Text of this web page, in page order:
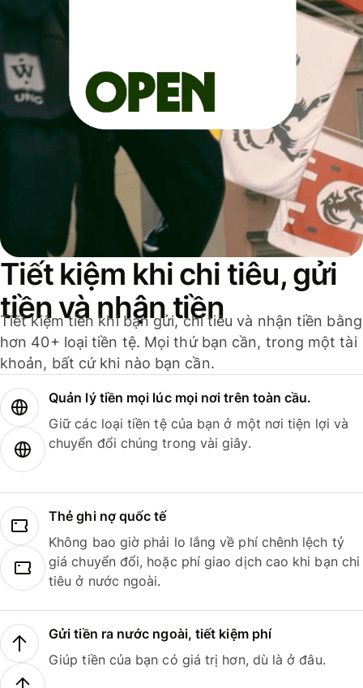
Tiết kiệm khi chi tiêu, gửi
tiền và nhận tiền
Tiết kiệm tiền khi bạn gửi, chi tiêu và nhận tiền bằng
hơn 40+ loại tiền tệ. Mọi thứ bạn cần, trong một tài
khoản, bất cứ khi nào bạn cần.
Quản lý tiền mọi lúc mọi nơi trên toàn cầu.
Giữ các loại tiền tệ của bạn ở một nơi tiện lợi và
chuyển đổi chúng trong vài giây.
Thẻ ghi nợ quốc tế
Không bao giờ phải lo lắng về phí chênh lệch tỷ
giá chuyển đổi, hoặc phí giao dịch cao khi bạn chi
tiêu ở nước ngoài.
Gửi tiền ra nước ngoài, tiết kiệm phí
Giúp tiền của bạn có giá trị hơn, dù là ở đâu.